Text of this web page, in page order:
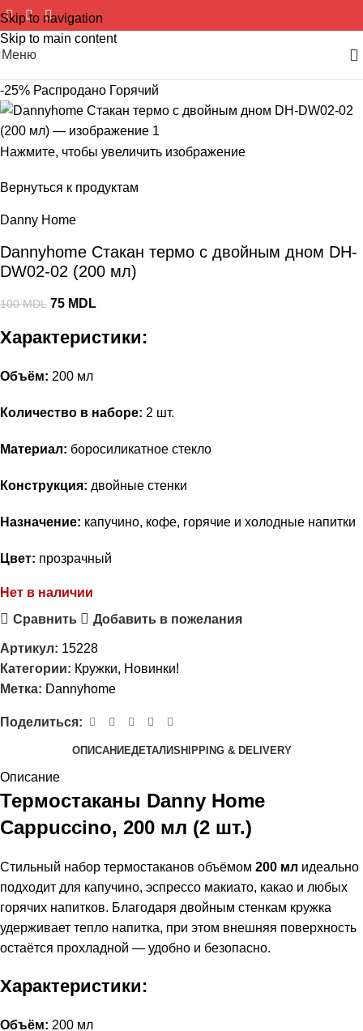
Skip to navigation
Skip to main content
Меню
-25% Распродано Горячий
Нажмите, чтобы увеличить изображение
Вернуться к продуктам
Danny Home
Dannyhome Стакан термо с двойным дном DH-
DW02-02 (200 мл)
100MDL 75 MDL
Характеристики:
Объём: 200 мл
Количество в наборе: 2 шт.
Материал: боросиликатное стекло
Конструкция: двойные стенки
Назначение: капучино, кофе, горячие и холодные напитки
Цвет: прозрачный
Нет в наличии
Сравнить
Добавить в пожелания
Артикул: 15228
Категории: Кружки, Новинки!
Метка: Dannyhome
Поделиться:
ОПИСАНИЕДЕТАЛИSHIPPING & DELIVERY
Описание
Термостаканы Danny Home
Cappuccino, 200 мл (2 шт.)
Стильный набор термостаканов объёмом 200 мл идеально
подходит для капучино, эспрессо макиато, какао и любых
горячих напитков. Благодаря двойным стенкам кружка
удерживает тепло напитка, при этом внешняя поверхность
остаётся прохладной — удобно и безопасно.
Характеристики:
Объём: 200 мл